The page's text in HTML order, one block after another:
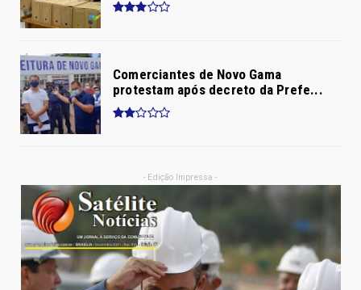
Comerciantes de Novo Gama
protestam após decreto da Prefe...
- Edição Impressa -